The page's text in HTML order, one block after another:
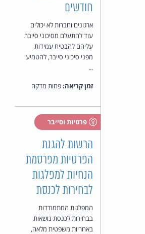
חודשים
ארגונים וחברות לא יכולים
עוד להתעלם מסיכוני סייבר.
עליהם להבטיח עמידות
מפני סיכוני סייבר, להטמיע
...
זמן קריאה:פחות מדקה
פרטיות וסייבר
הרשות להגנת
הפרטיות מפרסמת
הנחיות למפלגות
לבחירות לכנסת
המפלגות המתמודדות
בבחירות לכנסת נושאות
באחריות משפטית מלאה,